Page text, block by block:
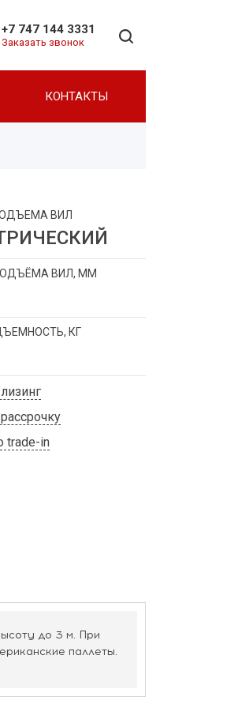
+7 747 144 3331
Заказать звонок
КОНТАКТЫ
ВИЛ
ВИЛ, ММ
КГ
trade-in
до 3 м. При
паллеты.